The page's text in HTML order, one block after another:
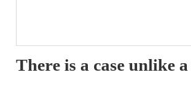
There is a case unlike